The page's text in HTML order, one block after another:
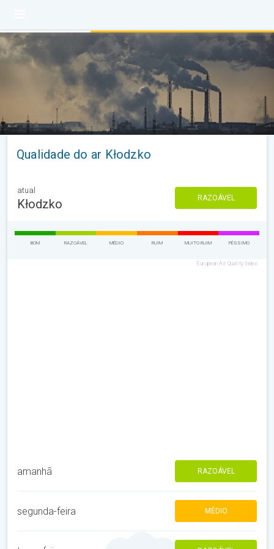
Qualidade do ar Kłodzko
atual
Kłodzko RAZOÁVEL
BOM RAZOÁVEL MÉDIO RUIM MUITO RUIM PÉSSIMO
European Air Quality Index
amanhã RAZOÁVEL
segunda-feira MÉDIO